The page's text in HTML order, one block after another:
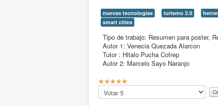
nuevas tecnologias turismo 2.0
smart cities
Tipo de trabajo: Resumen para poster,
Autor 1: Venecia Quezada Alarcon
Tutor : Hitalo Pucha Cofrep
Autor 2: Marcelo Sayo Naranjo
C
a
l
Por
favor